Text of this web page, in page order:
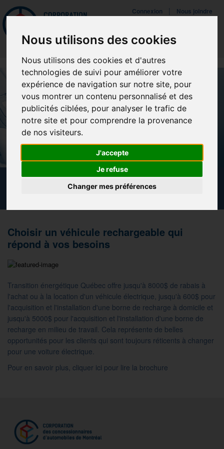
Nous utilisons des cookies
Nous utilisons des cookies et d'autres
technologies de suivi pour améliorer votre
expérience de navigation sur notre site, pour
vous montrer un contenu personnalisé et des
publicités ciblées, pour analyser le trafic de
notre site et pour comprendre la provenance
de nos visiteurs.
J'accepte
Je refuse
Changer mes préférences
Mettreà jour vos préférences de témoins
Connexion Nous joindre
NOUVELLES
Choisir un véhicule rechargeable qui
répond à vos besoins
Transition énergétique Québec offre jusqu'à 8000$ de rabais à
l'achat ou à la location d'un véhicule électrique, jusqu'à 600$ pour
l'acquisition et l'installation d'une borne de recharge à domicile et
jusqu'à 5000$ pour l'acquisition et l'installation d'une borne de
recharge en milieu de travail. Cela représente de belles
opportunités pour les clients qui sont toujours réticents à changer
pour une voiture électrique.
Pour en savoir plus, cliquer ici pour lire la brochure